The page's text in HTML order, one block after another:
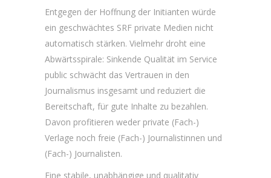
Entgegen der Hoffnung der Initianten würde
ein geschwächtes SRF private Medien nicht
automatisch stärken. Vielmehr droht eine
Abwärtsspirale: Sinkende Qualität im Service
public schwächt das Vertrauen in den
Journalismus insgesamt und reduziert die
Bereitschaft, für gute Inhalte zu bezahlen.
Davon profitieren weder private (Fach-)
Verlage noch freie (Fach-) Journalistinnen und
(Fach-) Journalisten.
Eine stabile, unabhängige und qualitativ